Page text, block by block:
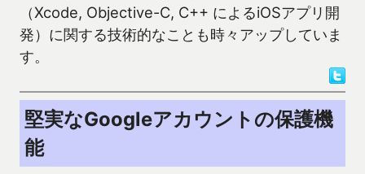
（Xcode, Objective-C, C++ によるiOSアプリ開
発）に関する技術的なことも時々アップしていま
す。
堅実なGoogleアカウントの保護機
能